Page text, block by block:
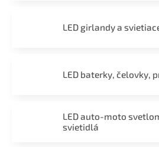
LED girlandy a
LED baterky, čelovky,
LED auto-moto
svietidlá